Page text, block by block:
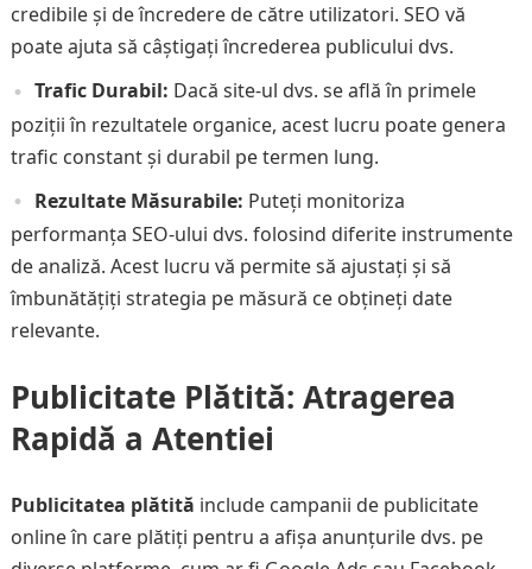
credibile și de încredere de către utilizatori. SEO vă
poate ajuta să câștigați încrederea publicului dvs.
Trafic Durabil: Dacă site-ul dvs. se află în primele
poziții în rezultatele organice, acest lucru poate genera
trafic constant și durabil pe termen lung.
Rezultate Măsurabile: Puteți monitoriza
performanța SEO-ului dvs. folosind diferite instrumente
de analiză. Acest lucru vă permite să ajustați și să
îmbunătățiți strategia pe măsură ce obțineți date
relevante.
Publicitate Plătită: Atragerea
Rapidă a Atentiei
Publicitatea plătită include campanii de publicitate
online în care plătiți pentru a afișa anunțurile dvs. pe